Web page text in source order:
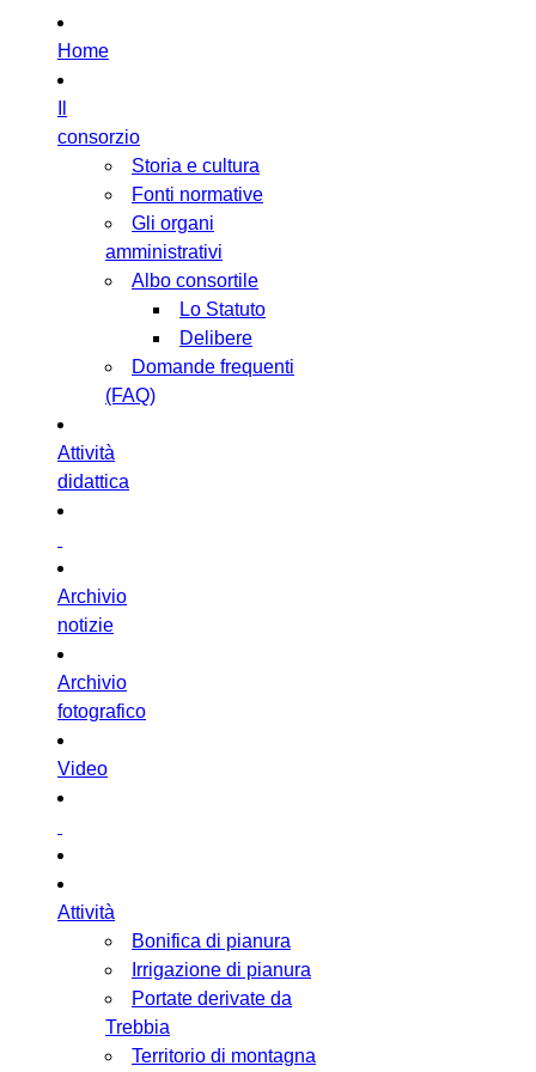
Home
consorzio
Storia e cultura
Fonti normative
Gli organi
amministrativi
Albo consortile
Lo Statuto
Delibere
Domande frequenti
(FAQ)
Attività
didattica
Archivio
notizie
Archivio
fotografico
Video
Attività
Bonifica di pianura
Irrigazione di pianura
Portate derivate da
Trebbia
Territorio di montagna